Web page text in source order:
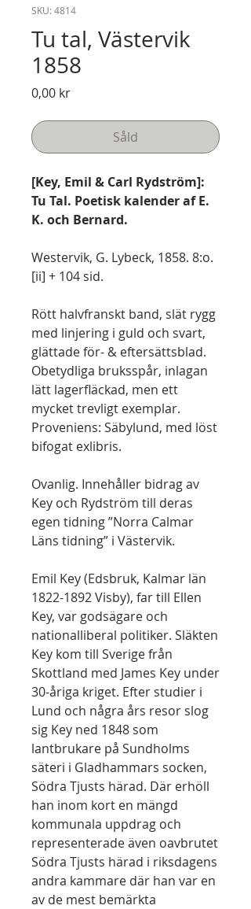
SKU: 4814
Tu tal, Västervik
1858
0,00 krPris
Såld
[Key, Emil & Carl Rydström]:
Tu Tal. Poetisk kalender af E.
K. och Bernard.
Westervik, G. Lybeck, 1858. 8:o.
[ii] + 104 sid.
Rött halvfranskt band, slät rygg
med linjering i guld och svart,
glättade för- & eftersättsblad.
Obetydliga bruksspår, inlagan
lätt lagerfläckad, men ett
mycket trevligt exemplar.
Proveniens: Säbylund, med löst
bifogat exlibris.
Ovanlig. Innehåller bidrag av
Key och Rydström till deras
egen tidning ”Norra Calmar
Läns tidning” i Västervik.
Emil Key (Edsbruk, Kalmar län
1822-1892 Visby), far till Ellen
Key, var godsägare och
nationalliberal politiker. Släkten
Key kom till Sverige från
Skottland med James Key under
30-åriga kriget. Efter studier i
Lund och några års resor slog
sig Key ned 1848 som
lantbrukare på Sundholms
säteri i Gladhammars socken,
Södra Tjusts härad. Där erhöll
han inom kort en mängd
kommunala uppdrag och
representerade även oavbrutet
Södra Tjusts härad i riksdagens
andra kammare där han var en
av de mest bemärkta